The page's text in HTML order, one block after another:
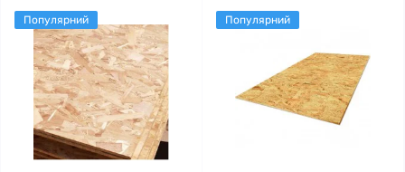
Популярний Популярний